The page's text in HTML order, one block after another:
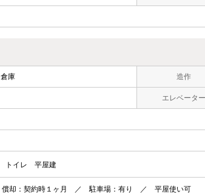
倉庫 造作
エレベーター
トイレ 平屋建
償却：契約時１ヶ月 ／ 駐車場：有り ／ 平屋使い可